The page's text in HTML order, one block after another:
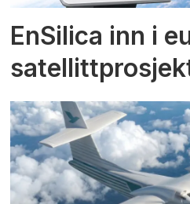
EnSilica inn i